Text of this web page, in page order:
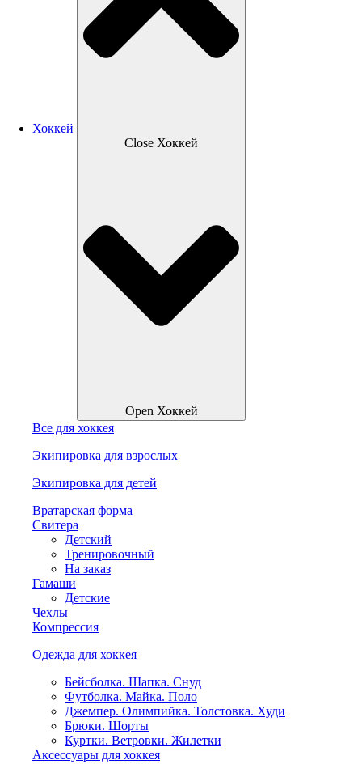
Хоккей
Close Хоккей
Open Хоккей
Все для хоккея
Экипировка для взрослых
Экипировка для детей
Вратарская форма
Свитера
Детский
Тренировочный
На заказ
Гамаши
Детские
Чехлы
Компрессия
Одежда для хоккея
Бейсболка. Шапка. Снуд
Футболка. Майка. Поло
Джемпер. Олимпийка. Толстовка. Худи
Брюки. Шорты
Куртки. Ветровки. Жилетки
Аксессуары для хоккея